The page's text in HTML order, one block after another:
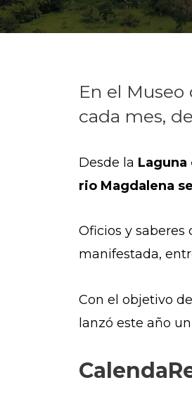
En el
cada mes,
Desde la Laguna
rio Magdalena
Oficios y
manifestada,
Con el objetivo
lanzó este año